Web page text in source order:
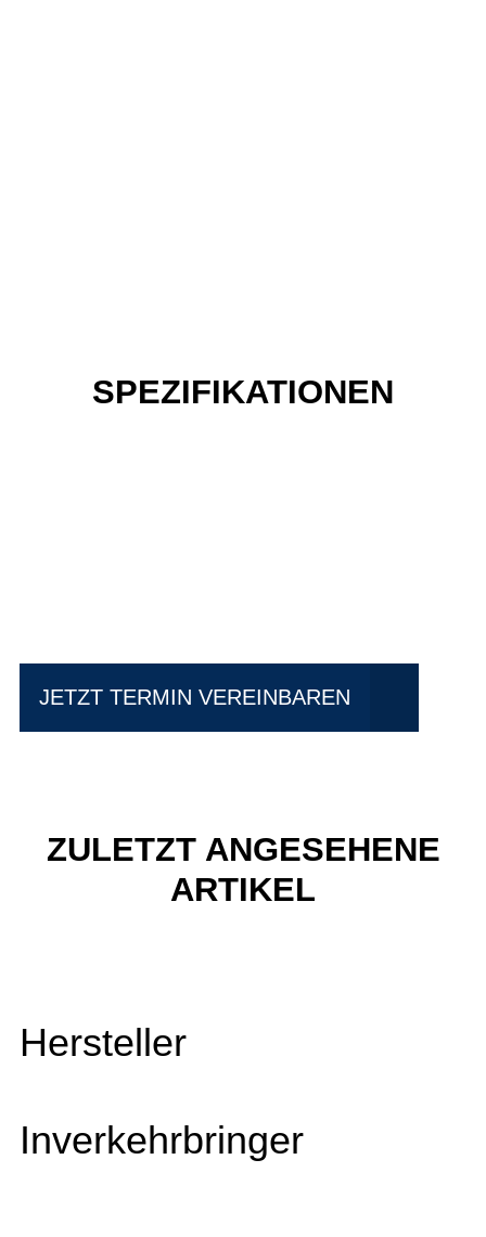
SPEZIFIKATIONEN
JETZT TERMIN VEREINBAREN
ZULETZT ANGESEHENE
ARTIKEL
Hersteller
Inverkehrbringer